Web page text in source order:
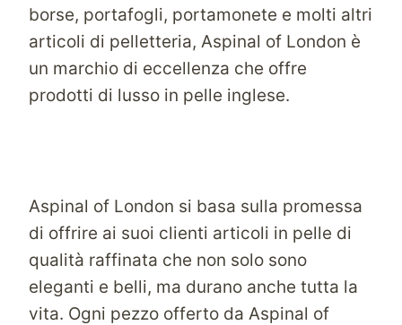
borse, portafogli, portamonete e molti altri
articoli di pelletteria, Aspinal of London è
un marchio di eccellenza che offre
prodotti di lusso in pelle inglese.
Aspinal of London si basa sulla promessa
di offrire ai suoi clienti articoli in pelle di
qualità raffinata che non solo sono
eleganti e belli, ma durano anche tutta la
vita. Ogni pezzo offerto da Aspinal of